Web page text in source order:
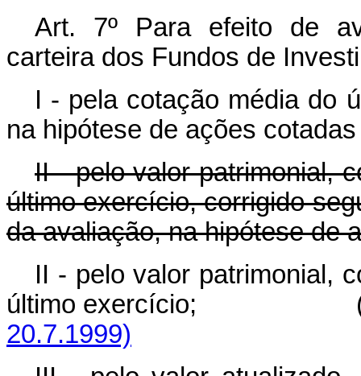
Art. 7º Para efeito de
carteira dos Fundos de
I - pela cotação média do
na hipótese de ações
II - pelo valor patrimonial,
último exercício, corrigido
da avaliação, na hipótese de
II - pelo valor patrimonial,
último exercício;
20.7.1999)